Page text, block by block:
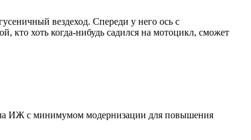
вездеход. Спереди у него ось с
кто хоть когда-нибудь садился на мотоцикл, сможет
ИЖ с минимумом модернизации для повышения